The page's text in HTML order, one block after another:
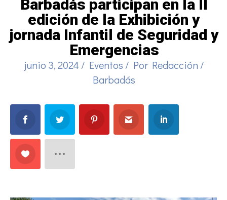
Barbadás participan en la II
edición de la Exhibición y
jornada Infantil de Seguridad y
Emergencias
junio 3, 2024 / Eventos / Por Redacción /
Barbadás